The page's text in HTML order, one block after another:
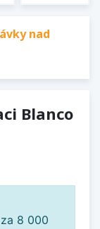
nad
Blanco
8 000